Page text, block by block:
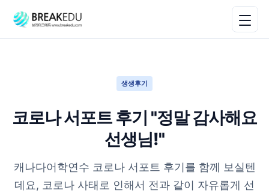
생생후기
코로나 서포트 후기 "정말 감사해요
선생님!"
캐나다어학연수 코로나 서포트 후기를 함께 보실텐
데요, 코로나 사태로 인해서 전과 같이 자유롭게 선